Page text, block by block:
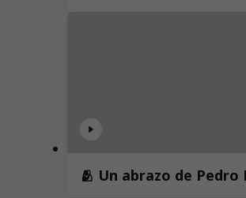
🫂 Un abrazo de Pedro